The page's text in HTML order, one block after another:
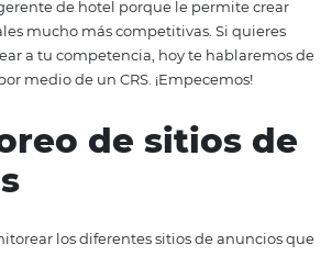
a optimizar la forma en la que se
Sin embargo, los beneficios de un
es que al tener la capacidad de
servir como una herramienta
gerente de hotel porque le permite
a tu competencia, hoy te